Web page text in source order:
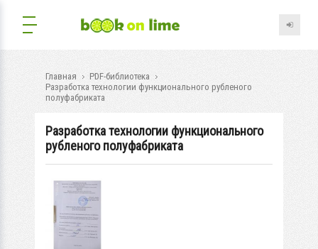
Главная
PDF-библиотека
Разработка технологии функционального рубленого
полуфабриката
Разработка технологии функционального
рубленого полуфабриката